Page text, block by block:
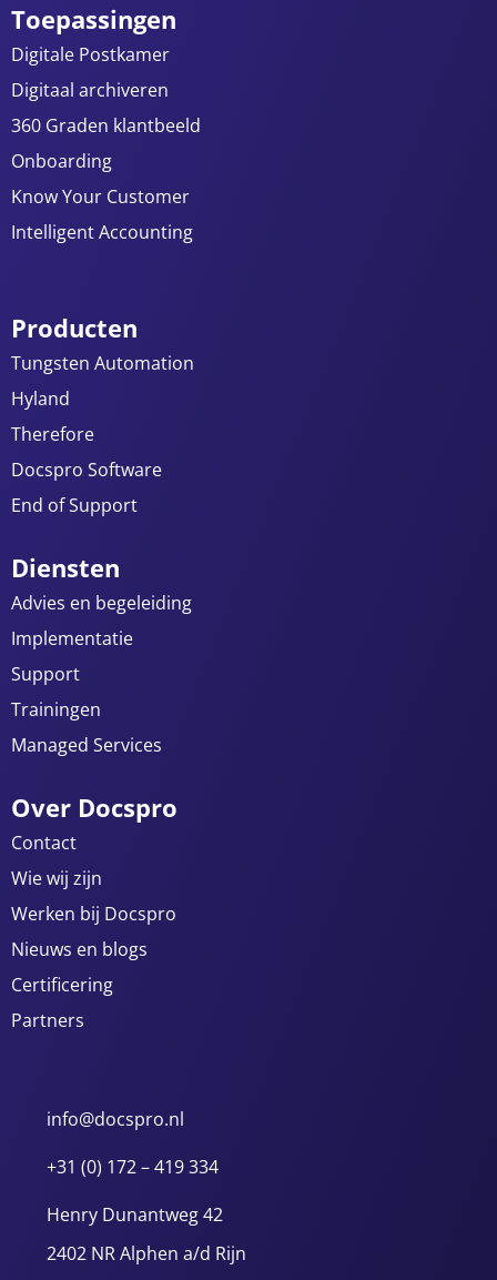
Toepassingen
Digitale Postkamer
Digitaal archiveren
360 Graden klantbeeld
Onboarding
Know Your Customer
Intelligent Accounting
Producten
Tungsten Automation
Hyland
Therefore
Docspro Software
End of Support
Diensten
Advies en begeleiding
Implementatie
Support
Trainingen
Managed Services
Over Docspro
Contact
Wie wij zijn
Werken bij Docspro
Nieuws en blogs
Certificering
Partners
info@docspro.nl
+31 (0) 172 – 419 334
Henry Dunantweg 42
2402 NR Alphen a/d Rijn